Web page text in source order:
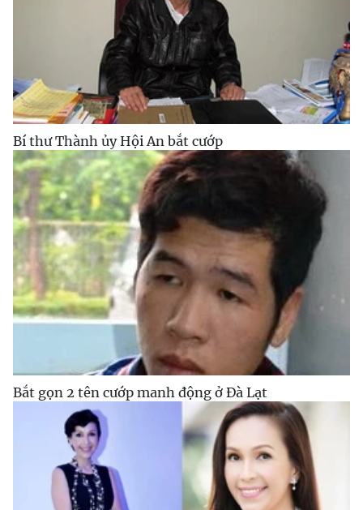
Bí thư Thành ủy Hội An bắt cướp
Bắt gọn 2 tên cướp manh động ở Đà Lạt